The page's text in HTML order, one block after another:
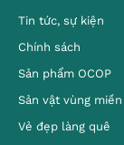
Tin tức, sự kiện
Chính sách
Sản phẩm OCOP
Sản vật vùng miền
Vẻ đẹp làng quê